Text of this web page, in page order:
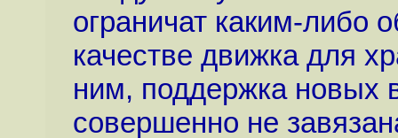
ограничат каким-либо
качестве движка для
ним, поддержка новых
совершенно не